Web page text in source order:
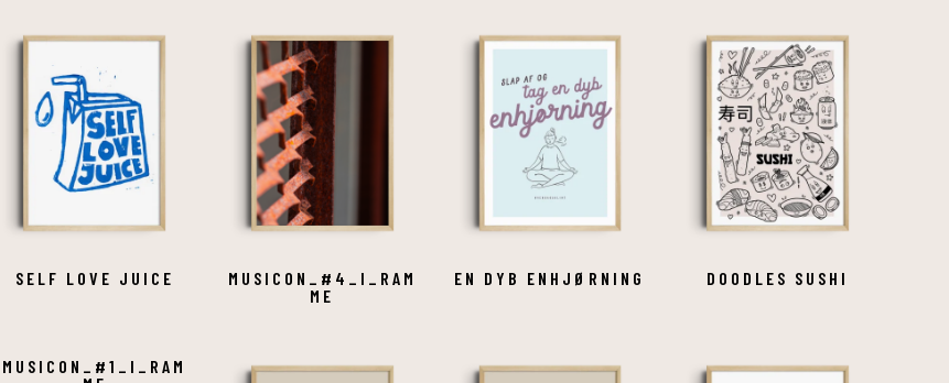
SELF LOVE JUICE
MUSICON_#4_I_RAM
ME
EN DYB ENHJØRNING DOODLES SUSHI
MUSICON_#1_I_RAM